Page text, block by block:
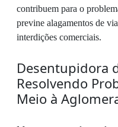
contribuem para o
previne alagamentos de
interdições comerciais.
Desentupidora
Resolvendo
Meio à